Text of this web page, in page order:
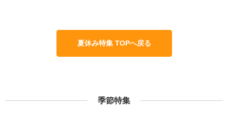
夏休み特集 TOPへ戻る
季節特集